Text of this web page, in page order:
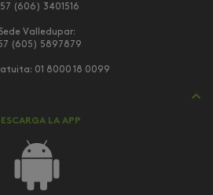
(606) 3401516
Valledupar:
(605) 5897879
01 8000 18 0099
LA APP